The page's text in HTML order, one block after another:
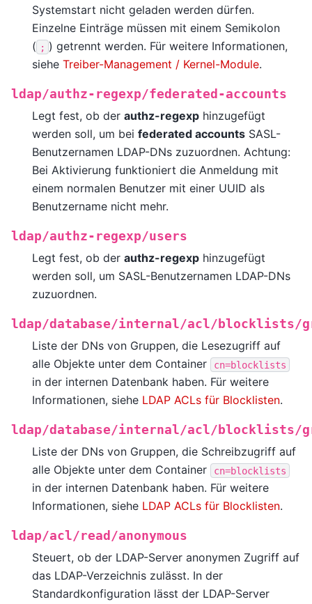
Systemstart nicht geladen werden dürfen.
Einzelne Einträge müssen mit einem Semikolon
( ; ) getrennt werden. Für weitere Informationen,
siehe Treiber-Management / Kernel-Module.
ldap/authz-regexp/federated-accounts
Legt fest, ob der authz-regexp hinzugefügt
werden soll, um bei federated accounts SASL-
Benutzernamen LDAP-DNs zuzuordnen. Achtung:
Bei Aktivierung funktioniert die Anmeldung mit
einem normalen Benutzer mit einer UUID als
Benutzername nicht mehr.
ldap/authz-regexp/users
Legt fest, ob der authz-regexp hinzugefügt
werden soll, um SASL-Benutzernamen LDAP-DNs
zuzuordnen.
ldap/database/internal/acl/blocklists/
Liste der DNs von Gruppen, die Lesezugriff auf
alle Objekte unter dem Container
cn=blocklists
in der internen Datenbank haben. Für weitere
Informationen, siehe LDAP ACLs für Blocklisten.
ldap/database/internal/acl/blocklists/
Liste der DNs von Gruppen, die Schreibzugriff auf
alle Objekte unter dem Container
cn=blocklists
in der internen Datenbank haben. Für weitere
Informationen, siehe LDAP ACLs für Blocklisten.
ldap/acl/read/anonymous
Steuert, ob der LDAP-Server anonymen Zugriff auf
das LDAP-Verzeichnis zulässt. In der
Standardkonfiguration lässt der LDAP-Server